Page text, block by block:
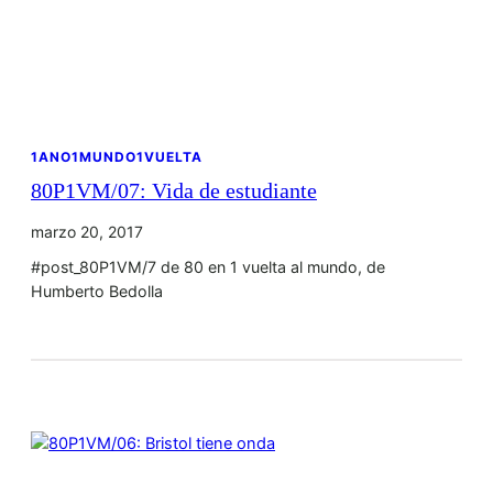
1ANO1MUNDO1VUELTA
80P1VM/07: Vida de estudiante
marzo 20, 2017
#post_80P1VM/7 de 80 en 1 vuelta al mundo, de
Humberto Bedolla